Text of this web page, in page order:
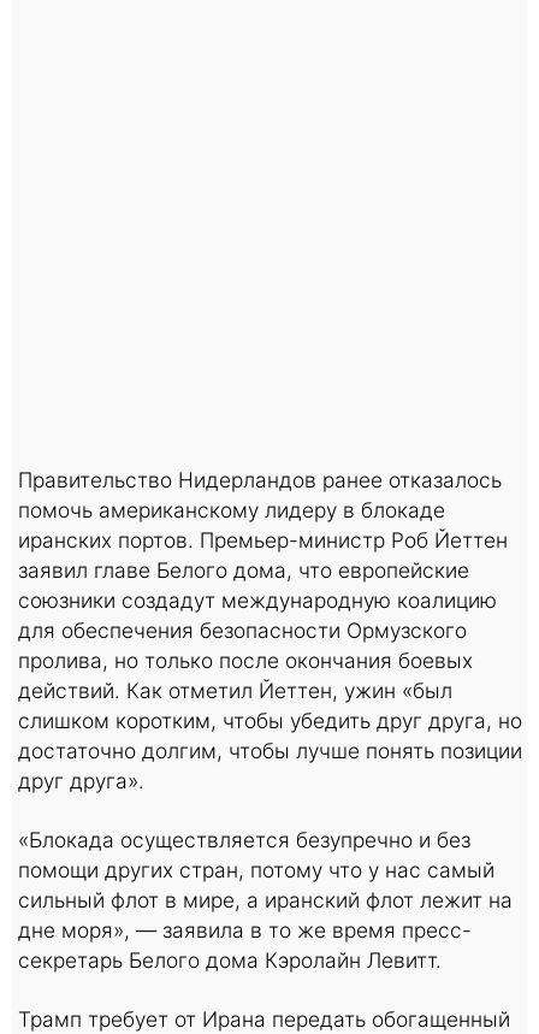
Правительство Нидерландов ранее отказалось
помочь американскому лидеру в блокаде
иранских портов. Премьер-министр Роб Йеттен
заявил главе Белого дома, что европейские
союзники создадут международную коалицию
для обеспечения безопасности Ормузского
пролива, но только после окончания боевых
действий. Как отметил Йеттен, ужин «был
слишком коротким, чтобы убедить друг друга, но
достаточно долгим, чтобы лучше понять позиции
друг друга».
«Блокада осуществляется безупречно и без
помощи других стран, потому что у нас самый
сильный флот в мире, а иранский флот лежит на
дне моря», — заявила в то же время пресс-
секретарь Белого дома Кэролайн Левитт.
Трамп требует от Ирана передать обогащенный